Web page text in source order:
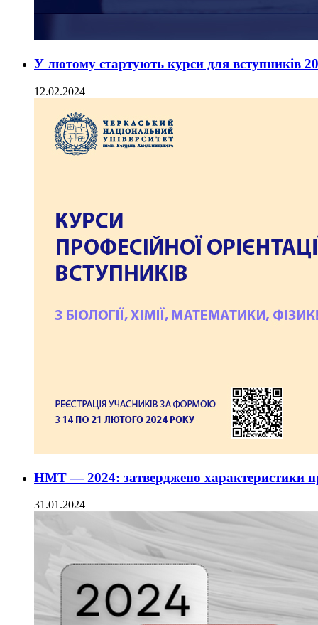
У лютому стартують курси для вступників
12.02.2024
НМТ — 2024: затверджено характеристики
31.01.2024